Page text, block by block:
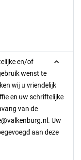
en/of
wenst te
wij u vriendelijk
en uw schriftelijke
van de
Uw
aan deze